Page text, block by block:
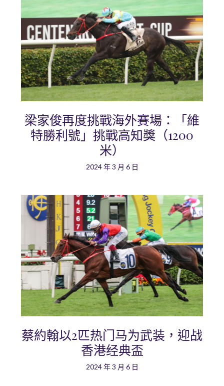
梁家俊再度挑戰海外賽場：「維
特勝利號」挑戰高知獎（1200
米）
2024 年 3 月 6 日
蔡約翰以2匹热门马为武装，迎战
香港经典盃
2024 年 3 月 6 日